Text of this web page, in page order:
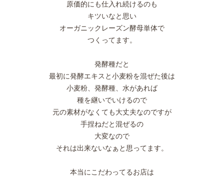
原価的にも仕入れ続けるのも
キツいなと思い
オーガニックレーズン酵母単体で
つくってます。
発酵種だと
最初に発酵エキスと小麦粉を混ぜた後は
小麦粉、発酵種、水があれば
種を継いでいけるので
元の素材がなくても大丈夫なのですが
手捏ねだと混ぜるの
大変なので
それは出来ないなぁと思ってます。
本当にこだわってるお店は